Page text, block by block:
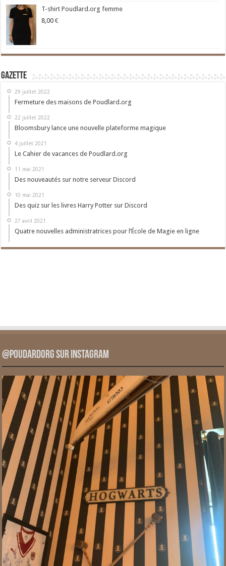
T-shirt Poudlard.org femme
8,00 €
Gazette
29 juillet 2022
Fermeture des maisons de Poudlard.org
22 juillet 2022
Bloomsbury lance une nouvelle plateforme magique
4 juillet 2021
Le Cahier de vacances de Poudlard.org
11 mai 2021
Des nouveautés sur notre serveur Discord
10 mai 2021
Des quiz sur les livres Harry Potter sur Discord
27 avril 2021
Quatre nouvelles administratrices pour l’École de Magie en ligne
@PoudardOrg sur Instagram